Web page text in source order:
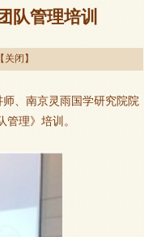
队管理培训
关闭 】
、南京灵雨国学研究院院
管理》 培训 。